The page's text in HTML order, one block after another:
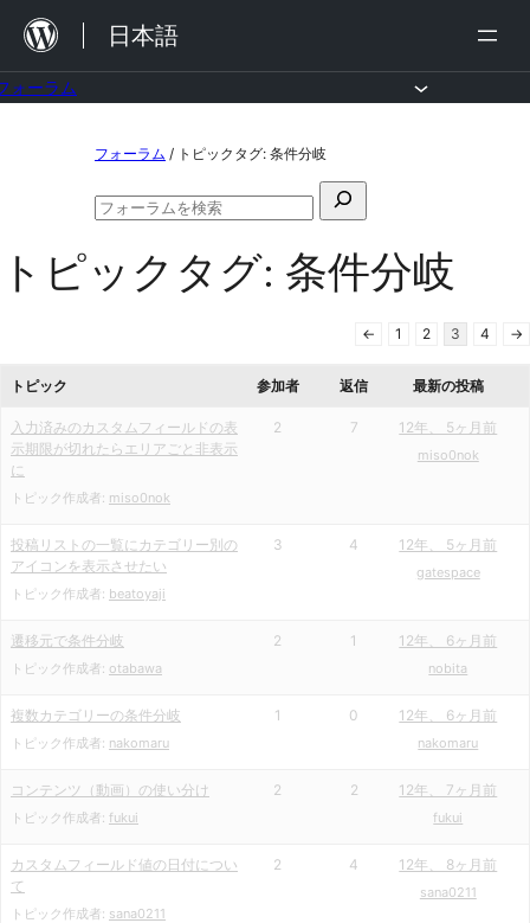
を
日本語
ォーラム
ン
ツ
キ
ッ
プ
フォーラム / トピックタグ: 条件分岐
検
対
フ
ー
ラ
索
トピックタグ: 条件分岐
← 1 2 3 4 →
トピック 参加者 返信 最新の投稿
入力済みのカスタムフィールドの表
示期限が切れたらエリアごと非表示
に
トピック作成者: miso0nok
2 7 12年、 5ヶ月前
miso0nok
投稿リストの一覧にカテゴリー別の
アイコンを表示させたい
トピック作成者: beatoyaji
3 4 12年、 5ヶ月前
gatespace
遷移元で条件分岐
トピック作成者: otabawa
2 1 12年、 6ヶ月前
nobita
複数カテゴリーの条件分岐
トピック作成者: nakomaru
1 0 12年、 6ヶ月前
nakomaru
コンテンツ（動画）の使い分け
トピック作成者: fukui
2 2 12年、 7ヶ月前
fukui
カスタムフィールド値の日付につい
て
トピック作成者: sana0211
2 4 12年、 8ヶ月前
sana0211